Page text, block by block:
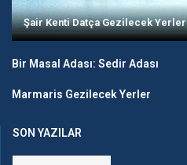
Şair Kenti Datça Gezilecek Yerler
Bir Masal Adası: Sedir Adası
Marmaris Gezilecek Yerler
SON YAZILAR